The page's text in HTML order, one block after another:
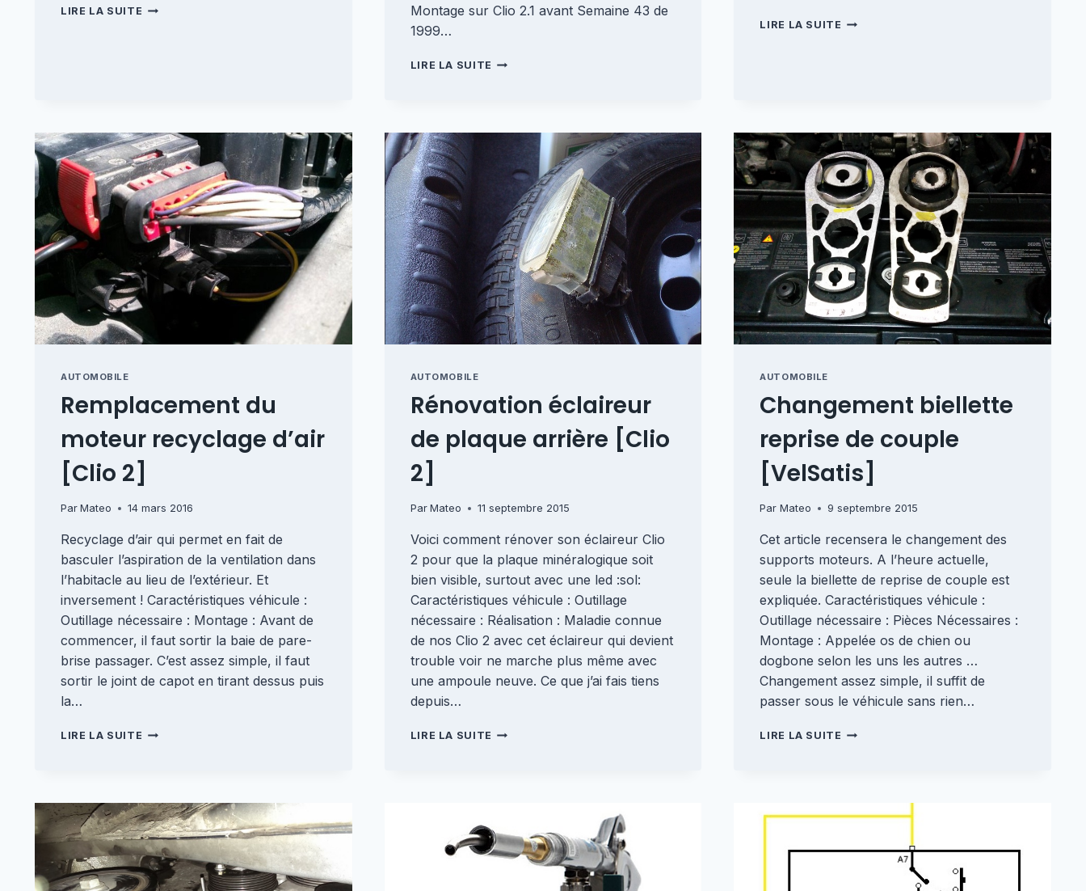
LIRE LA SUITE CHANGEMENT
Montage sur Clio 2.1 avant Semaine 43 de
1999…
LIRE LA SUITE MONTAGE
BROCHES)
[CLIO
LIRE LA SUITE CHANGEMENT
AUTOMOBILE
Remplacement du
moteur recyclage d’air
[Clio 2]
Par Mateo 14 mars 2016
Recyclage d’air qui permet en fait de
basculer l’aspiration de la ventilation dans
l’habitacle au lieu de l’extérieur. Et
inversement ! Caractéristiques véhicule :
Outillage nécessaire : Montage : Avant de
commencer, il faut sortir la baie de pare-
brise passager. C’est assez simple, il faut
sortir le joint de capot en tirant dessus puis
la…
LIRE LA SUITE REMPLACEMENT
[CLIO
2]
AUTOMOBILE
Rénovation éclaireur
de plaque arrière [Clio
2]
Par Mateo 11 septembre 2015
Voici comment rénover son éclaireur Clio
2 pour que la plaque minéralogique soit
bien visible, surtout avec une led :sol:
Caractéristiques véhicule : Outillage
nécessaire : Réalisation : Maladie connue
de nos Clio 2 avec cet éclaireur qui devient
trouble voir ne marche plus même avec
une ampoule neuve. Ce que j’ai fais tiens
depuis…
LIRE LA SUITE RÉNOVATION
2]
AUTOMOBILE
Changement biellette
reprise de couple
[VelSatis]
Par Mateo 9 septembre 2015
Cet article recensera le changement des
supports moteurs. A l’heure actuelle,
seule la biellette de reprise de couple est
expliquée. Caractéristiques véhicule :
Outillage nécessaire : Pièces Nécessaires :
Montage : Appelée os de chien ou
dogbone selon les uns les autres …
Changement assez simple, il suffit de
passer sous le véhicule sans rien…
LIRE LA SUITE CHANGEMENT
[VELSATIS]